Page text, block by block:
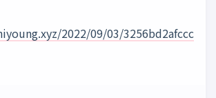
2022/09/03/3256bd2afccc